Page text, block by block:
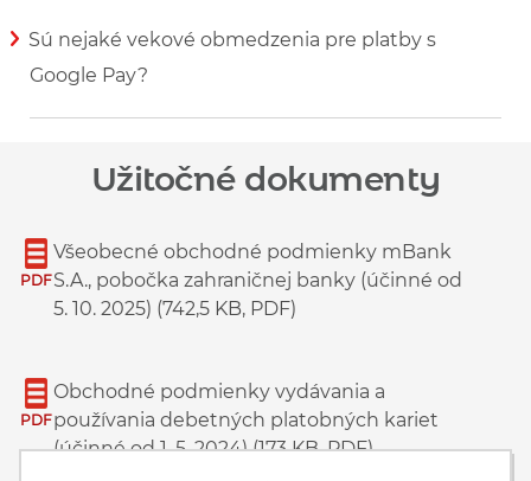
Sú nejaké vekové obmedzenia pre platby s
Google Pay?
Užitočné dokumenty
PDF
Všeobecné obchodné podmienky mBank
S.A., pobočka zahraničnej banky (účinné od
5. 10. 2025) (742,5 KB, PDF)
PDF
Obchodné podmienky vydávania a
používania debetných platobných kariet
(účinné od 1. 5. 2024) (173 KB, PDF)